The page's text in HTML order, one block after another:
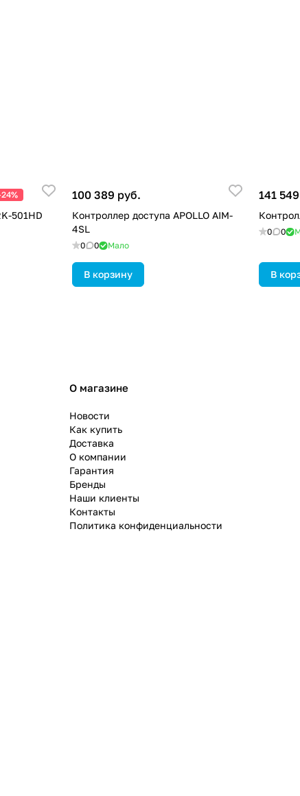
501HD
100 389 руб.
Контроллер доступа APOLLO AIM-
4SL
0 0 Мало
В корзину
141
0 0
В
О магазине
Новости
Как купить
Доставка
О компании
Гарантия
Бренды
Наши клиенты
Контакты
Политика конфиденциальности